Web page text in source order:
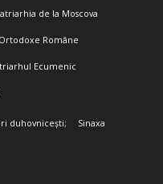
de la Moscova
Române
Ecumenic
duhovnicești; Sinaxa